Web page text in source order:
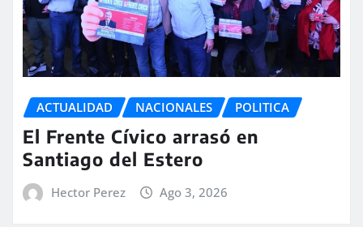
ACTUALIDAD NACIONALES POLITICA
El Frente Cívico arrasó en
Santiago del Estero
Hector Perez Ago 3, 2026